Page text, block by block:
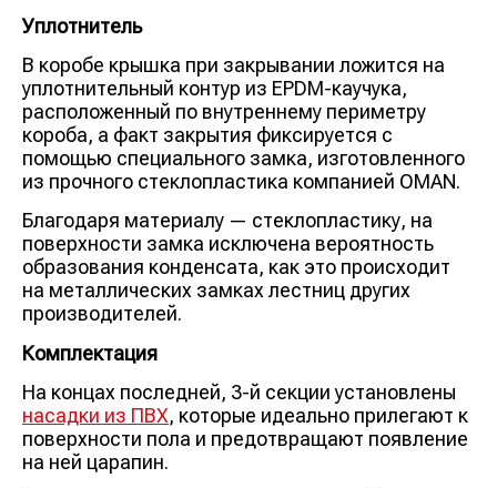
Уплотнитель
В коробе крышка при закрывании ложится на
уплотнительный контур из EPDM-каучука,
расположенный по внутреннему периметру
короба, а факт закрытия фиксируется с
помощью специального замка, изготовленного
из прочного стеклопластика компанией OMAN.
Благодаря материалу — стеклопластику, на
поверхности замка исключена вероятность
образования конденсата, как это происходит
на металлических замках лестниц других
производителей.
Комплектация
На концах последней, 3-й секции установлены
насадки из ПВХ, которые идеально прилегают к
поверхности пола и предотвращают появление
на ней царапин.